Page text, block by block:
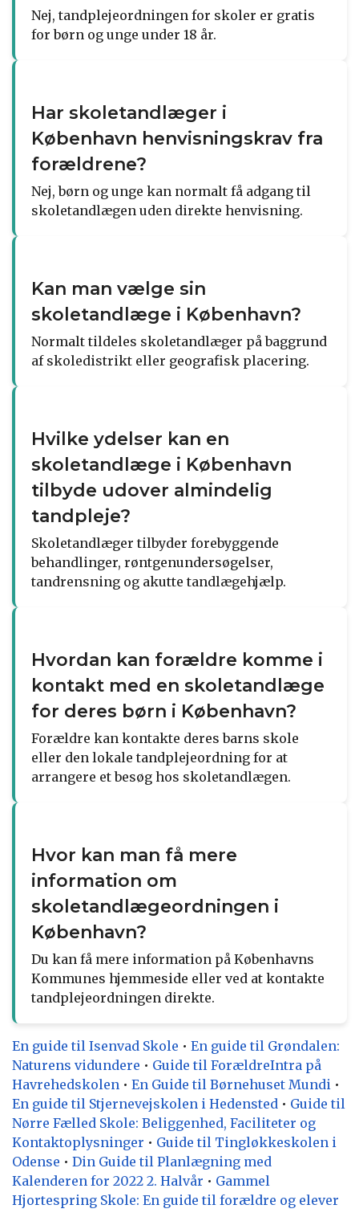
Nej, tandplejeordningen for skoler er gratis
for børn og unge under 18 år.
Har skoletandlæger i
København henvisningskrav fra
forældrene?
Nej, børn og unge kan normalt få adgang til
skoletandlægen uden direkte henvisning.
Kan man vælge sin
skoletandlæge i København?
Normalt tildeles skoletandlæger på baggrund
af skoledistrikt eller geografisk placering.
Hvilke ydelser kan en
skoletandlæge i København
tilbyde udover almindelig
tandpleje?
Skoletandlæger tilbyder forebyggende
behandlinger, røntgenundersøgelser,
tandrensning og akutte tandlægehjælp.
Hvordan kan forældre komme i
kontakt med en skoletandlæge
for deres børn i København?
Forældre kan kontakte deres barns skole
eller den lokale tandplejeordning for at
arrangere et besøg hos skoletandlægen.
Hvor kan man få mere
information om
skoletandlægeordningen i
København?
Du kan få mere information på Københavns
Kommunes hjemmeside eller ved at kontakte
tandplejeordningen direkte.
En guide til Isenvad Skole • En guide til Grøndalen:
Naturens vidundere • Guide til ForældreIntra på
Havrehedskolen • En Guide til Børnehuset Mundi •
En guide til Stjernevejskolen i Hedensted • Guide til
Nørre Fælled Skole: Beliggenhed, Faciliteter og
Kontaktoplysninger • Guide til Tingløkkeskolen i
Odense • Din Guide til Planlægning med
Kalenderen for 2022 2. Halvår • Gammel
Hjortespring Skole: En guide til forældre og elever